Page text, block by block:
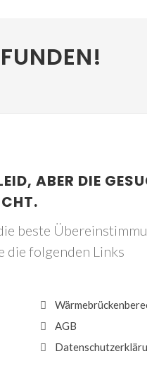
ABER DIE
beste
die folgenden Links
AGB